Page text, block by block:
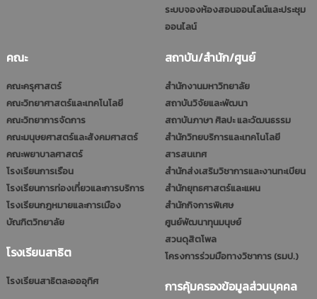
ระบบจองห้องสอนออนไลน์และประชุม
ออนไลน์
คณะ
คณะครุศาสตร์
คณะวิทยาศาสตร์และเทคโนโลยี
คณะวิทยาการจัดการ
คณะมนุษยศาสตร์และสังคมศาสตร์
คณะพยาบาลศาสตร์
โรงเรียนการเรือน
โรงเรียนการท่องเที่ยวและการบริการ
โรงเรียนกฎหมายและการเมือง
บัณฑิตวิทยาลัย
โรงเรียนสาธิต
โรงเรียนสาธิตละอออุทิศ
สถาบัน/สำนัก/ศูนย์
สำนักงานมหาวิทยาลัย
สถาบันวิจัยและพัฒนา
สถาบันภาษา ศิลปะ และวัฒนธรรม
สำนักวิทยบริการและเทคโนโลยี
สารสนเทศ
สำนักส่งเสริมวิชาการและงานทะเบียน
สำนักยุทธศาสตร์และแผน
สำนักกิจการพิเศษ
ศูนย์พัฒนาทุนมนุษย์
สวนดุสิตโพล
โครงการร่วมมือทางวิชาการ (รมป.)
การคุ้มครองข้อมูลส่วนบุคคล